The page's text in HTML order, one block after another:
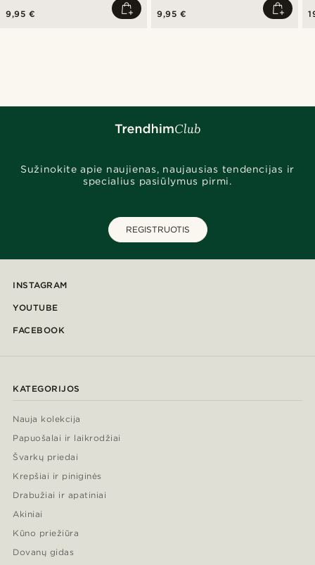
9,95 € 9,95 €
Sužinokite apie naujienas, naujausias tendencijas ir
specialius pasiūlymus pirmi.
REGISTRUOTIS
INSTAGRAM
YOUTUBE
FACEBOOK
KATEGORIJOS
Nauja kolekcija
Papuošalai ir laikrodžiai
Švarkų priedai
Krepšiai ir piniginės
Drabužiai ir apatiniai
Akiniai
Kūno priežiūra
Dovanų gidas